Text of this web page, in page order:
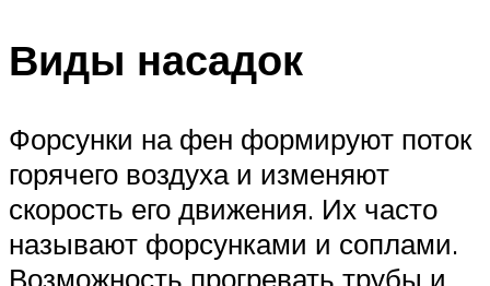
Виды насадок
Форсунки на фен формируют поток
горячего воздуха и изменяют
скорость его движения. Их часто
называют форсунками и соплами.
Возможность прогревать трубы и